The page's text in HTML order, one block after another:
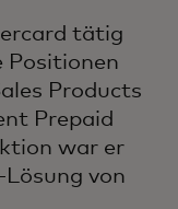
tätig
Positionen
Products
Prepaid
war er
von